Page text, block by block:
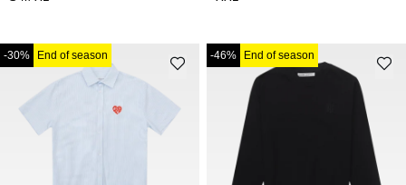
-30% End of season -46% End of season